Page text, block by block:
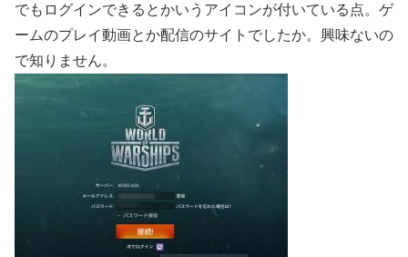
でもログインできるとかいうアイコンが付いている点。ゲ
ームのプレイ動画とか配信のサイトでしたか。興味ないの
で知りません。